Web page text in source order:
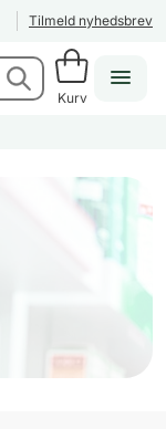
Tilmeld nyhedsbrev
Kurv